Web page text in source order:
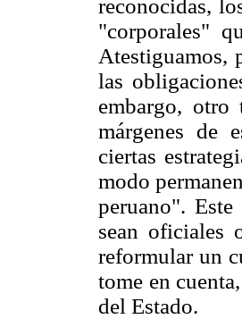
reconocidas,
"corporales"
las
embargo,
márgenes de
ciertas
modo
peruano".
sean oficiales
reformular un
tome en
del Estado.